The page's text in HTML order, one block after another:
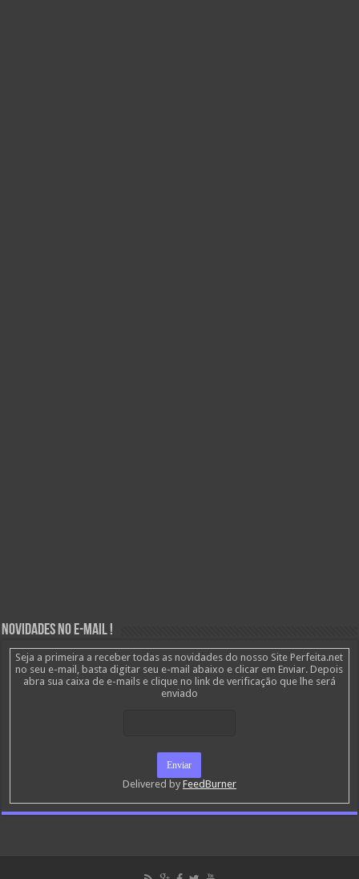
Novidades no E-mail !
Seja a primeira a receber todas as novidades do nosso Site Perfeita.net
no seu e-mail, basta digitar seu e-mail abaixo e clicar em Enviar. Depois
abra sua caixa de e-mails e clique no link de verificação que lhe será
enviado
Delivered by FeedBurner